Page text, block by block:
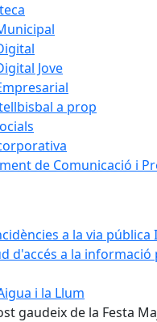
Jove
a prop
de Comunicació i
a la via pública
d'accés a la informació
i la Llum
gaudeix de la Festa